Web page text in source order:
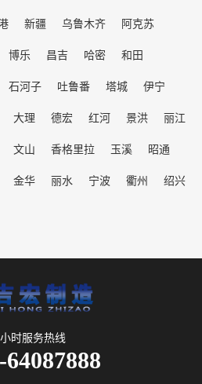
新疆 乌鲁木齐
阿克苏
博乐 昌吉 哈密
和田
石河子 吐鲁番 塔城
伊宁
大理 德宏 红河 景洪
丽江
文山 香格里拉 玉溪
昭通
金华 丽水 宁波 衢州
绍兴
时服务热线
64087888